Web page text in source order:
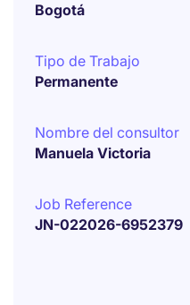
Bogotá
Tipo de Trabajo
Permanente
Nombre del consultor
Manuela Victoria
Job Reference
JN-022026-6952379